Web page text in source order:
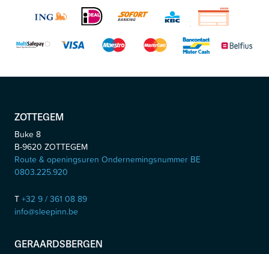
ZOTTEGEM
Buke 8
B-9620 ZOTTEGEM
Route & openingsuren Ondernemingsnummer BE
0803.225.920
T +32 9 / 361 08 89
info@sleepinn.be
GERAARDSBERGEN